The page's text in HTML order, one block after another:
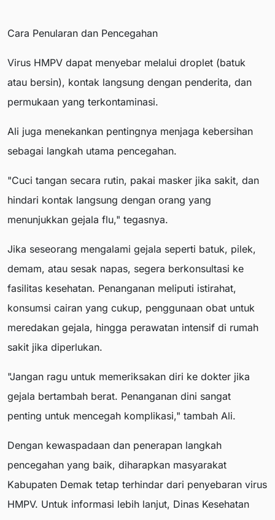
Cara Penularan dan Pencegahan
Virus HMPV dapat menyebar melalui droplet (batuk
atau bersin), kontak langsung dengan penderita, dan
permukaan yang terkontaminasi.
Ali juga menekankan pentingnya menjaga kebersihan
sebagai langkah utama pencegahan.
"Cuci tangan secara rutin, pakai masker jika sakit, dan
hindari kontak langsung dengan orang yang
menunjukkan gejala flu," tegasnya.
Jika seseorang mengalami gejala seperti batuk, pilek,
demam, atau sesak napas, segera berkonsultasi ke
fasilitas kesehatan. Penanganan meliputi istirahat,
konsumsi cairan yang cukup, penggunaan obat untuk
meredakan gejala, hingga perawatan intensif di rumah
sakit jika diperlukan.
"Jangan ragu untuk memeriksakan diri ke dokter jika
gejala bertambah berat. Penanganan dini sangat
penting untuk mencegah komplikasi," tambah Ali.
Dengan kewaspadaan dan penerapan langkah
pencegahan yang baik, diharapkan masyarakat
Kabupaten Demak tetap terhindar dari penyebaran virus
HMPV. Untuk informasi lebih lanjut, Dinas Kesehatan